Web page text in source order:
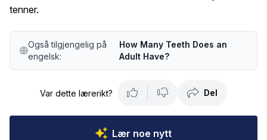
tenner.
Også tilgjengelig på
engelsk:
How Many Teeth Does an
Adult Have?
Var dette lærerikt? Del
Lær noe nytt